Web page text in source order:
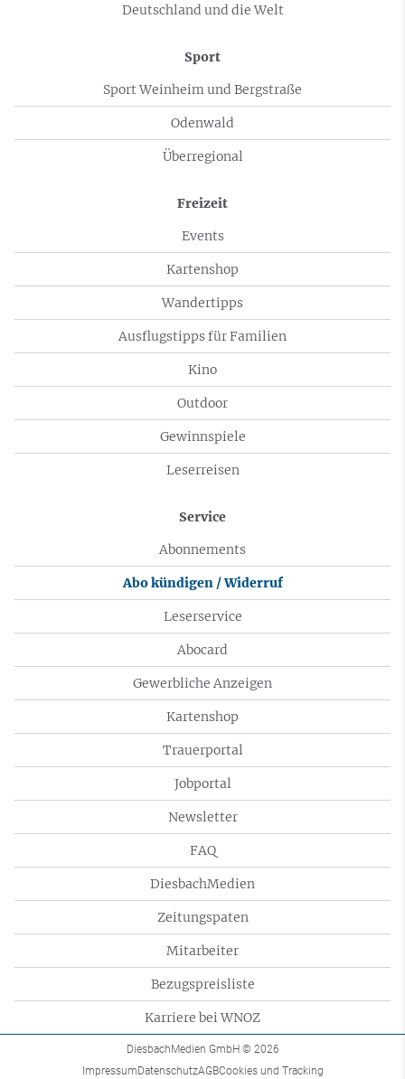
Deutschland und die Welt
Sport
Sport Weinheim und Bergstraße
Odenwald
Überregional
Freizeit
Events
Kartenshop
Wandertipps
Ausflugstipps für Familien
Kino
Outdoor
Gewinnspiele
Leserreisen
Service
Abonnements
Abo kündigen / Widerruf
Leserservice
Abocard
Gewerbliche Anzeigen
Kartenshop
Trauerportal
Jobportal
Newsletter
FAQ
DiesbachMedien
Zeitungspaten
Mitarbeiter
Bezugspreisliste
Karriere bei WNOZ
DiesbachMedien GmbH © 2026
ImpressumDatenschutzAGBCookies und Tracking